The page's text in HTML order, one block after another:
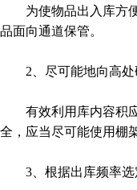
为使物品出入库方便
品面向通道保管。
2、尽可能地向高处
有效利用库内容积应
全，应当尽可能使用棚
3、根据出库频率选